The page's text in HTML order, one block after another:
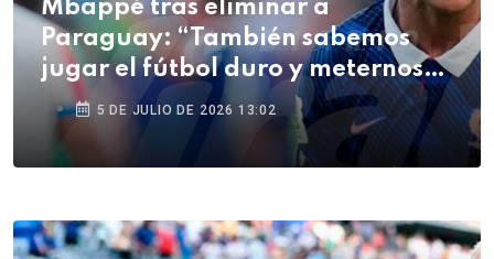
Mbappé tras eliminar a
Paraguay: “También sabemos
jugar el fútbol duro y meternos
en la pelea”
5 DE JULIO DE 2026 13:02